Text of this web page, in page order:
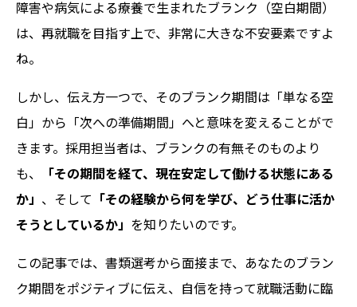
障害や病気による療養で生まれたブランク（空白期間）
は、再就職を目指す上で、非常に大きな不安要素ですよ
ね。
しかし、伝え方一つで、そのブランク期間は「単なる空
白」から「次への準備期間」へと意味を変えることがで
きます。採用担当者は、ブランクの有無そのものより
も、
「その期間を経て、現在安定して働ける状態にある
か」 、そして
「その経験から何を学び、どう仕事に活か
そうとしているか」 を知りたいのです。
この記事では、書類選考から面接まで、あなたのブラン
ク期間をポジティブに伝え、自信を持って就職活動に臨